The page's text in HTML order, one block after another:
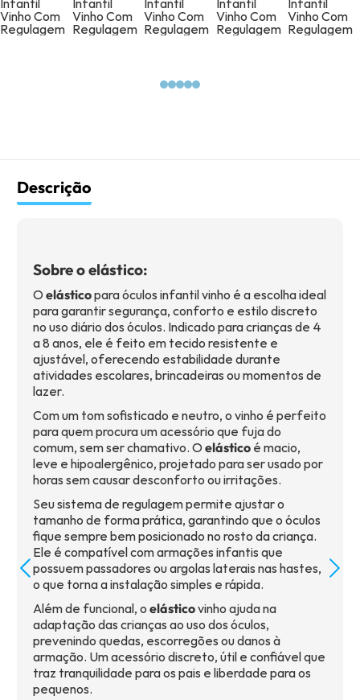
Descrição
Sobre o elástico:
O elásticopara óculos infantil vinho é a escolha ideal
para garantir segurança, conforto e estilo discreto
no uso diário dos óculos. Indicado para crianças de 4
a 8 anos, ele é feito em tecido resistente e
ajustável, oferecendo estabilidade durante
atividades escolares, brincadeiras ou momentos de
lazer.
Com um tom sofisticado e neutro, o vinho é perfeito
para quem procura um acessório que fuja do
comum, sem ser chamativo. O elástico é macio,
leve e hipoalergênico, projetado para ser usado por
horas sem causar desconforto ou irritações.
Seu sistema de regulagem permite ajustar o
tamanho de forma prática, garantindo que o óculos
fique sempre bem posicionado no rosto da criança.
Ele é compatível com armações infantis que
possuem passadores ou argolas laterais nas hastes,
o que torna a instalação simples e rápida.
Além de funcional, o elásticovinho ajuda na
adaptação das crianças ao uso dos óculos,
prevenindo quedas, escorregões ou danos à
armação. Um acessório discreto, útil e confiável que
traz tranquilidade para os pais e liberdade para os
pequenos.